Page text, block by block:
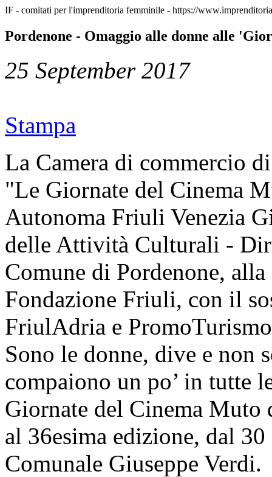
IF - comitati per l'imprenditoria femminile - https://
Pordenone - Omaggio alle donne alle
25 September 2017
Stampa
La Camera di commercio
"Le Giornate del Cinema
Autonoma Friuli Venezia
delle Attività Culturali -
Comune di Pordenone,
Fondazione Friuli, con il
FriulAdria e
Sono le donne, dive e non
compaiono un po’ in tutte
Giornate del Cinema Muto
al 36esima edizione, dal
Comunale Giuseppe Verdi.